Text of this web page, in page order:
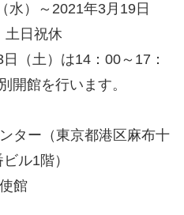
水）～2021年3月19日
土日祝休
（土）は14：00～17：
開館を行います。
ター（東京都港区麻布十
ル1階）
館